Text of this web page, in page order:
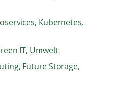
Kubernetes,
IT, Umwelt
Future Storage,